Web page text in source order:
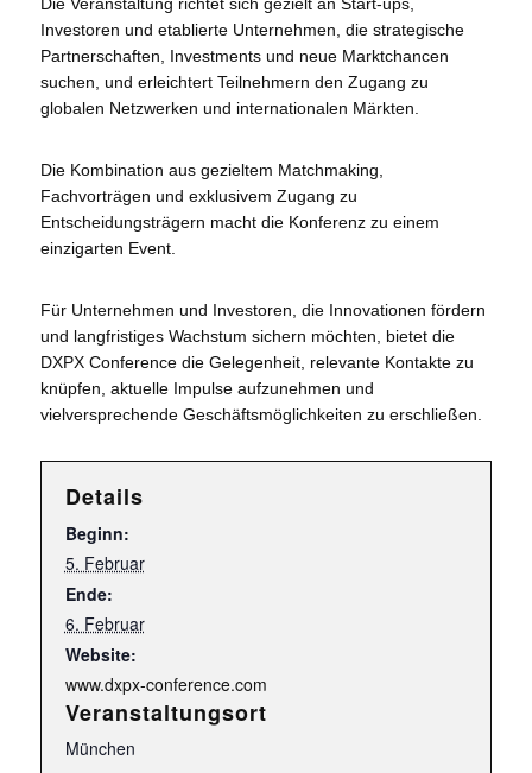
Investoren und etablierte Unternehmen, die strategische
Partnerschaften, Investments und neue Marktchancen
suchen, und erleichtert Teilnehmern den Zugang zu
globalen Netzwerken und internationalen Märkten.
Die Kombination aus gezieltem Matchmaking,
Fachvorträgen und exklusivem Zugang zu
Entscheidungsträgern macht die Konferenz zu einem
einzigarten Event.
Für Unternehmen und Investoren, die Innovationen fördern
und langfristiges Wachstum sichern möchten, bietet die
DXPX ­Conference die Gelegenheit, relevante Kontakte zu
knüpfen, aktuelle Impulse aufzunehmen und
vielversprechende Geschäftsmöglichkeiten zu erschließen.
Details
Beginn:
5. Februar
Ende:
6. Februar
Website:
www.dxpx-conference.com
Veranstaltungsort
München